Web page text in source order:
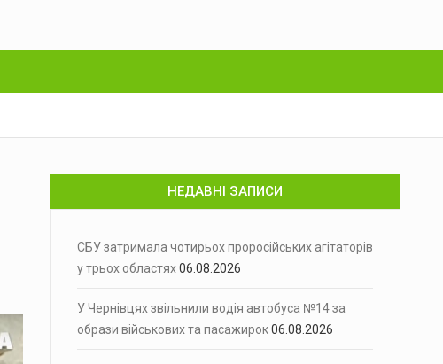
НЕДАВНІ ЗАПИСИ
СБУ затримала чотирьох проросійських агітаторів
у трьох областях06.08.2026
У Чернівцях звільнили водія автобуса №14 за
образи військових та пасажирок06.08.2026